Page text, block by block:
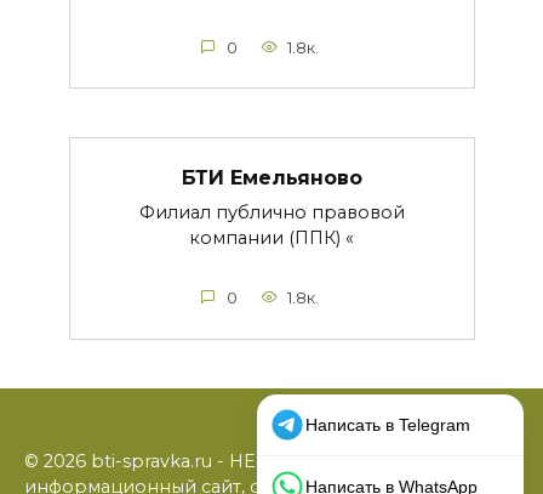
0 1.8к.
БТИ Емельяново
Филиал публично правовой
компании (ППК) «
0 1.8к.
© 2026 bti-spravka.ru - НЕофициальный
информационный сайт, содержащий открытые